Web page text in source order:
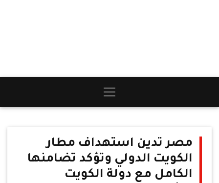
مصر تدين استهداف مطار
الكويت الدولي وتؤكد تضامنها
الكامل مع دولة الكويت